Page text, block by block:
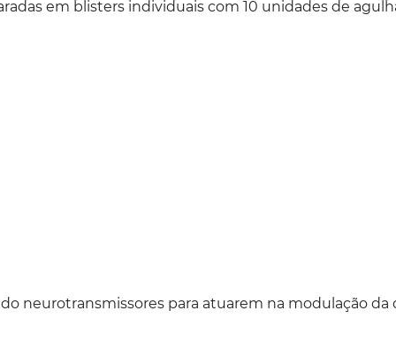
em blisters individuais com 10 unidades de
neurotransmissores para atuarem na modulação da